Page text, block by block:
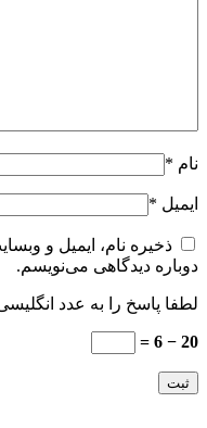
نام *
ایمیل *
ذخیره نام، ایمیل و
دوباره دیدگاهی می‌نویسم.
لطفا پاسخ را به عدد
20 − 6 =